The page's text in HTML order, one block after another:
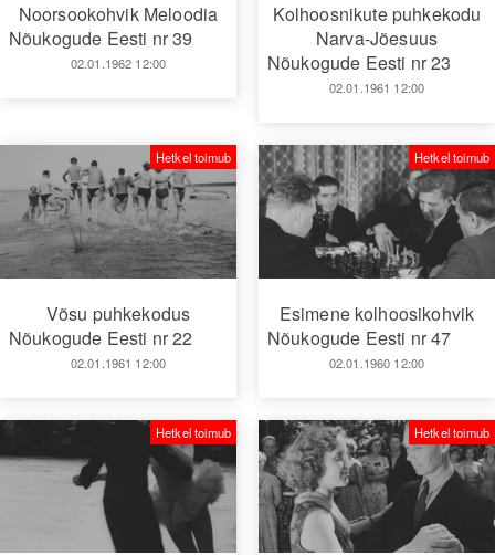
Noorsookohvik Meloodia
Nõukogude Eesti nr 39
02.01.1962 12:00
Kolhoosnikute puhkekodu
Narva-Jõesuus
Nõukogude Eesti nr 23
02.01.1961 12:00
Võsu puhkekodus
Nõukogude Eesti nr 22
02.01.1961 12:00
Hetkel toimub
Esimene kolhoosikohvik
Nõukogude Eesti nr 47
02.01.1960 12:00
Hetkel toimub
Hetkel toimub Hetkel toimub